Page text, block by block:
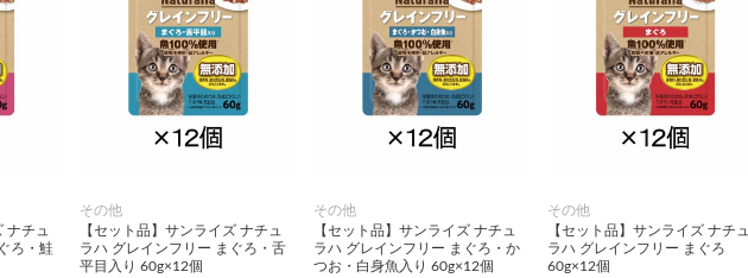
ナチュ
ろ・鮭
その他
【セット品】サンライズ ナチュ
ラハ グレインフリー まぐろ・舌
平目入り 60g×12個
その他
【セット品】サンライズ ナチュ
ラハ グレインフリー まぐろ・か
つお・白身魚入り 60g×12個
その他
【セット品】サンライズ ナチュ
ラハ グレインフリー まぐろ
60g×12個